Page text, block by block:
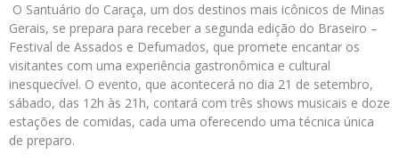
O Santuário do Caraça, um dos destinos mais icônicos de Minas
Gerais, se prepara para receber a segunda edição do Braseiro –
Festival de Assados e Defumados, que promete encantar os
visitantes com uma experiência gastronômica e cultural
inesquecível. O evento, que acontecerá no dia 21 de setembro,
sábado, das 12h às 21h, contará com três shows musicais e doze
estações de comidas, cada uma oferecendo uma técnica única
de preparo.